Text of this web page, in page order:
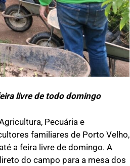
livre de todo domingo
Pecuária e
familiares de Porto Velho,
a feira livre de domingo. A
do campo para a mesa dos